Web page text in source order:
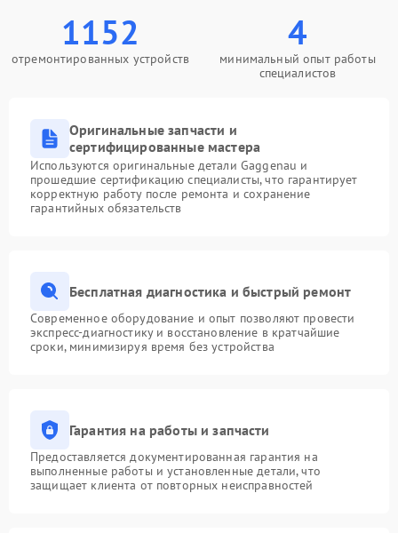
1152
отремонтированных устройств
4
минимальный опыт работы
специалистов
Оригинальные запчасти и
сертифицированные мастера
Используются оригинальные детали Gaggenau и
прошедшие сертификацию специалисты, что гарантирует
корректную работу после ремонта и сохранение
гарантийных обязательств
Бесплатная диагностика и быстрый ремонт
Современное оборудование и опыт позволяют провести
экспресс-диагностику и восстановление в кратчайшие
сроки, минимизируя время без устройства
Гарантия на работы и запчасти
Предоставляется документированная гарантия на
выполненные работы и установленные детали, что
защищает клиента от повторных неисправностей